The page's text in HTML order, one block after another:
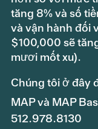
tăng 8% và số
và vận hành đối
$100,000 sẽ
mươi mốt xu).
Chúng tôi ở đây
MAP và MAP
512.978.8130